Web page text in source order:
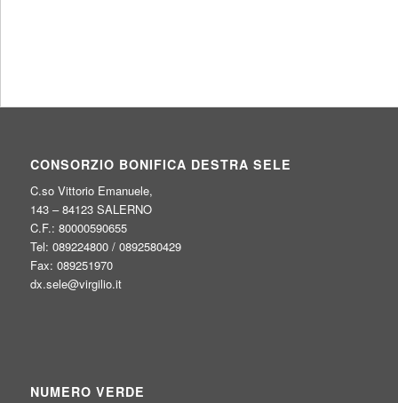
CONSORZIO BONIFICA DESTRA SELE
C.so Vittorio Emanuele,
143 – 84123 SALERNO
C.F.: 80000590655
Tel: 089224800 / 0892580429
Fax: 089251970
dx.sele@virgilio.it
NUMERO VERDE